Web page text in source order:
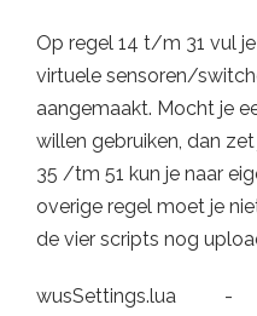
Op regel 14 t/m 31 vul
virtuele sensoren/
aangemaakt. Mocht je
willen gebruiken, dan zet
35 /tm 51 kun je naar
overige regel moet je
de vier scripts nog
wusSettings.lua -